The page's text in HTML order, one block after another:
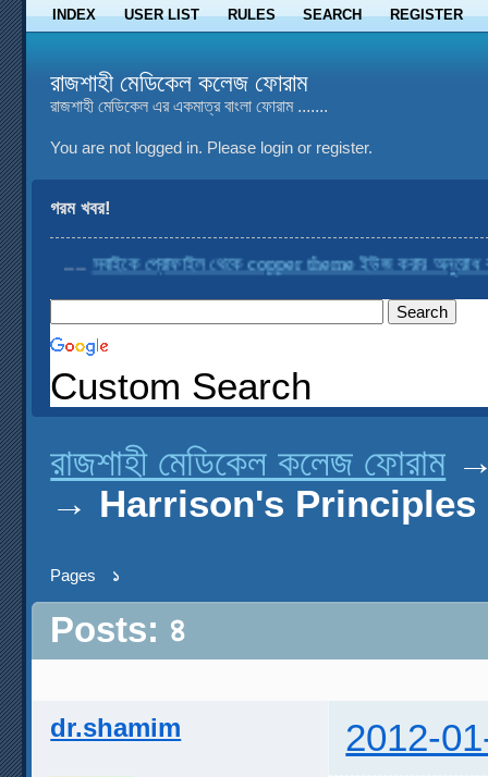
INDEX USER LIST RULES SEARCH REGISTER
রাজশাহী মেডিকেল কলেজ ফোরাম
রাজশাহী মেডিকেল এর একমাত্র বাংলা ফোরাম .......
You are not logged in. Please login or register.
গরম খবর!
.... সবাইকে প্রোফাইল থেকে copper theme ইউজ করার অনুরোধ করা
Custom Search
রাজশাহী মেডিকেল কলেজ ফোরাম
→ Harrison's Principles
Pages ১
Posts: ৪
dr.shamim 2012-